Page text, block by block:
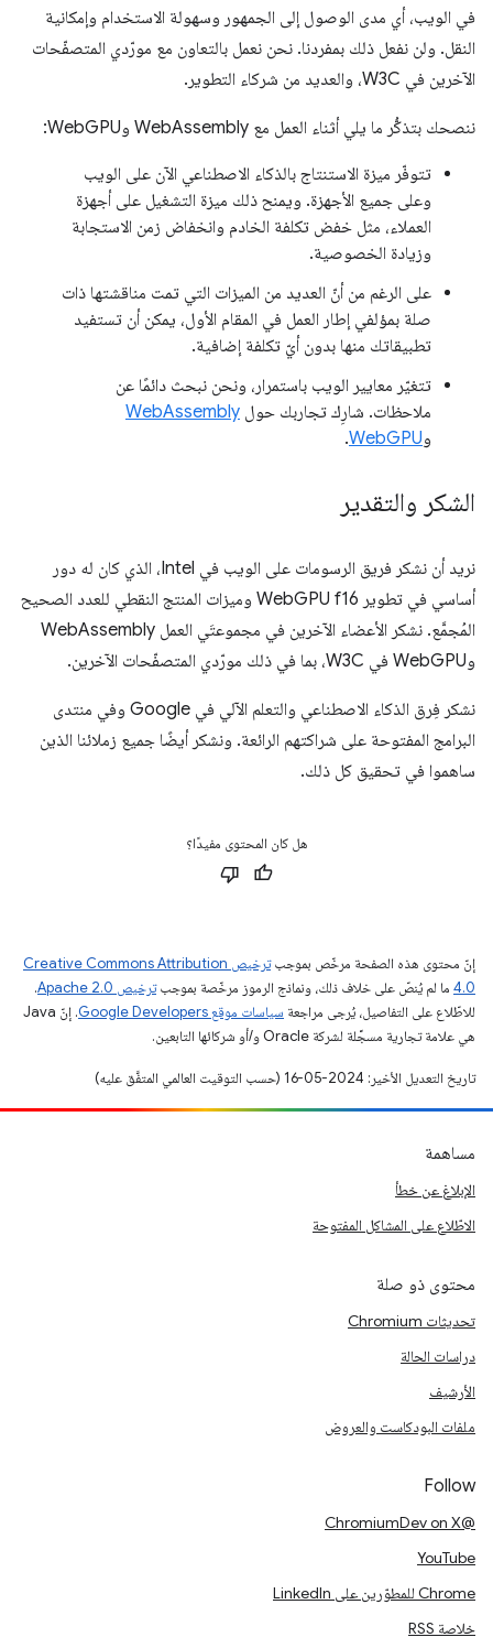
في الويب، أي مدى الوصول إلى الجمهور وسهولة الاستخدام وإمكانية
النقل. ولن نفعل ذلك بمفردنا. نحن نعمل بالتعاون مع مورّدي المتصفّحات
الآخرين في W3C، والعديد من شركاء التطوير.
ننصحك بتذكُّر ما يلي أثناء العمل مع WebAssembly وWebGPU:
تتوفّر ميزة الاستنتاج بالذكاء الاصطناعي الآن على الويب
وعلى جميع الأجهزة. ويمنح ذلك ميزة التشغيل على أجهزة
العملاء، مثل خفض تكلفة الخادم وانخفاض زمن الاستجابة
وزيادة الخصوصية.
على الرغم من أنّ العديد من الميزات التي تمت مناقشتها ذات
صلة بمؤلفي إطار العمل في المقام الأول، يمكن أن تستفيد
تطبيقاتك منها بدون أيّ تكلفة إضافية.
تتغيّر معايير الويب باستمرار، ونحن نبحث دائمًا عن
ملاحظات. شارِك تجاربك حول WebAssembly
وWebGPU
.
الشكر والتقدير
نريد أن نشكر فريق الرسومات على الويب في Intel، الذي كان له دور
أساسي في تطوير WebGPU f16 وميزات المنتج النقطي للعدد الصحيح
المُجمَّع. نشكر الأعضاء الآخرين في مجموعتَي العمل WebAssembly
وWebGPU في W3C، بما في ذلك مورّدي المتصفّحات الآخرين.
نشكر فِرق الذكاء الاصطناعي والتعلم الآلي في Google وفي منتدى
البرامج المفتوحة على شراكتهم الرائعة. ونشكر أيضًا جميع زملائنا الذين
ساهموا في تحقيق كل ذلك.
هل كان المحتوى مفيدًا؟
إنّ محتوى هذه الصفحة مرخّص بموجب
ترخيص Creative Commons Attribution
4.0‏ ما لم يُنصّ على خلاف ذلك، ونماذج الرموز مرخّصة بموجبترخيص Apache 2.0‏
.
للاطّلاع على التفاصيل، يُرجى مراجعة سياسات موقع Google Developers‏
. إنّ Java
هي علامة تجارية مسجَّلة لشركة Oracle و/أو شركائها التابعين.
تاريخ التعديل الأخير: 2024-05-16 (حسب التوقيت العالمي المتفَّق عليه)
مساهمة
الإبلاغ عن خطأ
الاطّلاع على المشاكل المفتوحة
محتوى ذو صلة
تحديثات Chromium
دراسات الحالة
الأرشيف
ملفات البودكاست والعروض
Follow
@ChromiumDev on X
YouTube
Chrome للمطوّرين على LinkedIn
خلاصة RSS